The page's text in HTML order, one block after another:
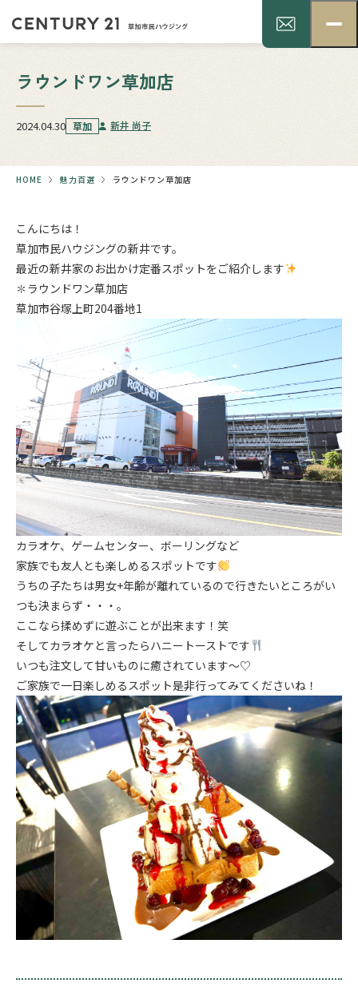
ラウンドワン草加店
2024.04.30 草加 新井 尚子
HOME 魅力百選 ラウンドワン草加店
こんにちは！
草加市民ハウジングの新井です。
最近の新井家のお出かけ定番スポットをご紹介します
✽ラウンドワン草加店
草加市谷塚上町204番地1
カラオケ、ゲームセンター、ボーリングなど
家族でも友人とも楽しめるスポットです
うちの子たちは男女+年齢が離れているので行きたいところがい
つも決まらず・・・。
ここなら揉めずに遊ぶことが出来ます！笑
そしてカラオケと言ったらハニートーストです
いつも注文して甘いものに癒されています～♡
ご家族で一日楽しめるスポット是非行ってみてくださいね！